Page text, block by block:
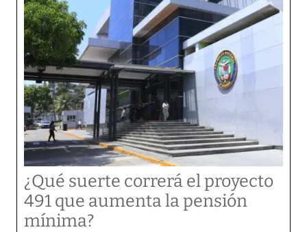
¿Qué suerte correrá el proyecto
491 que aumenta la pensión
mínima?